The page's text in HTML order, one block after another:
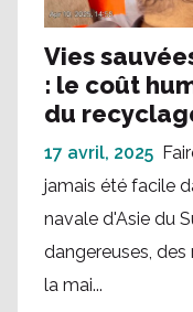
Vies
: le coût
du
17 avril, 2025
jamais été facile
navale d'Asie du
dangereuses,
la mai...